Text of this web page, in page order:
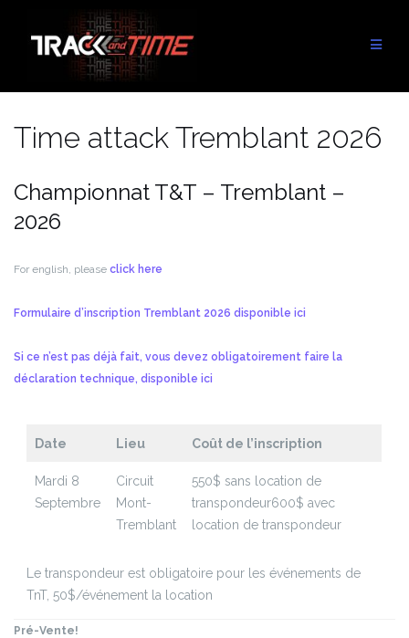
contenu
Time attack Tremblant 2026
Championnat T&T – Tremblant –
2026
For english, please click here
Formulaire d’inscription Tremblant 2026 disponible ici
Si ce n’est pas déjà fait, vous devez obligatoirement faire la
déclaration technique, disponible ici
Date Lieu Coût de l’inscription
Mardi 8
Septembre
Circuit
Mont-
Tremblant
550$ sans location de
transpondeur600$ avec
location de transpondeur
Le transpondeur est obligatoire pour les événements de
TnT, 50$/événement la location
Pré-Vente!